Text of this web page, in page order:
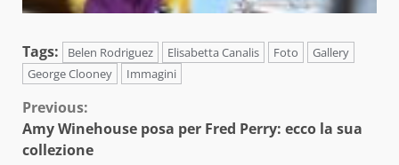
Tags: Belen Rodriguez Elisabetta Canalis Foto
Gallery
George Clooney
Immagini
Continue
Reading
Previous:
Amy Winehouse posa per Fred Perry: ecco la sua
collezione